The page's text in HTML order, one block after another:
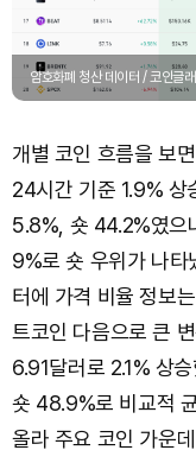
암호화폐 청산 데이터 / 코인글
개별 코인 흐름을 보
24시간 기준 1.9% 상
5.8%, 숏 44.2%였으
9%로 숏 우위가 나타
터에 가격 비율 정보
트코인 다음으로 큰
6.91달러로 2.1% 상
숏 48.9%로 비교적
올라 주요 코인 가운